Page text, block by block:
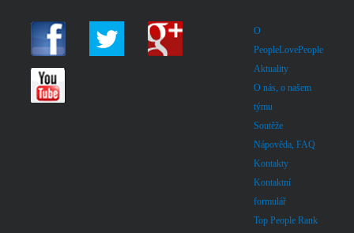
O
PeopleLovePeople
Aktuality
O nás, o našem
týmu
Soutěže
Nápověda, FAQ
Kontakty
Kontaktní
formulář
Top People Rank